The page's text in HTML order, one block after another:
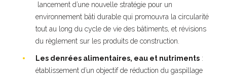
lancement d’une nouvelle stratégie pour un
environnement bâti durable qui promouvra la circularité
tout au long du cycle de vie des bâtiments, et révisions
du règlement sur les produits de construction.
Les denrées alimentaires, eau et nutriments :
établissement d’un objectif de réduction du gaspillage